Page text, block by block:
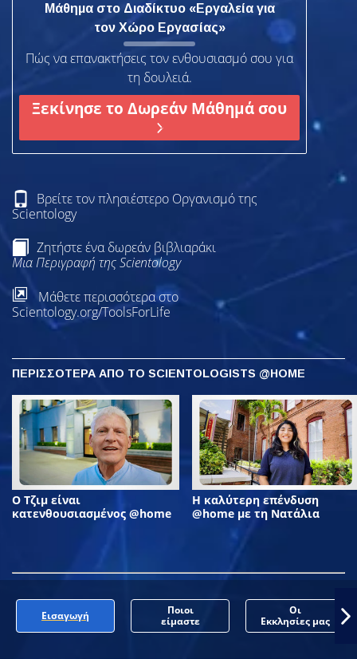
Μάθημα στο Διαδίκτυο «Εργαλεία για
τον Χώρο Εργασίας»
Πώς να επανακτήσεις τον ενθουσιασμό σου για
τη δουλειά.
Ξεκίνησε το Δωρεάν Μάθημά σου
Βρείτε τον πλησιέστερο Οργανισμό της
Scientology
Ζητήστε ένα δωρεάν βιβλιαράκι
Μια Περιγραφή της Scientology
Μάθετε περισσότερα στο
Scientology.org/ToolsForLife
ΠΕΡΙΣΣΟΤΕΡΑ ΑΠΟ ΤΟ SCIENTOLOGISTS @HOME
Ο Τζιμ είναι
κατενθουσιασμένος @home
Η καλύτερη επένδυση
@home με τη Νατάλια
Εισαγωγή
Ποιοι
είμαστε
Οι
Εκκλησίες μας